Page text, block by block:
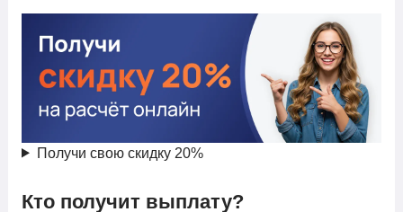
Получи свою скидку 20%
Кто получит выплату?